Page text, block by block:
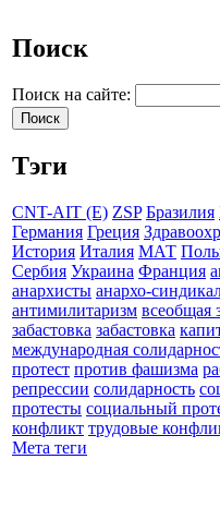
Поиск
Поиск на сайте:
Тэги
CNT-AIT (E) ZSP Бразилия
Германия Греция
История Италия МАТ
Сербия Украина Франция
анархисты анархо-
антимилитаризм всеобщая
забастовка забастовка
международная
протест против фашизма
репрессии солидарность
протесты социальный
конфликт трудовые
Мета теги